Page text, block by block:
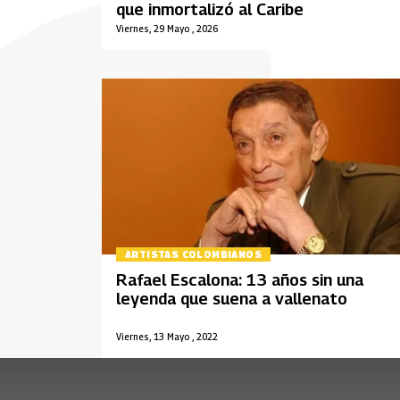
Viernes, 29 Mayo , 2026
que inmortalizó al Caribe
ARTISTAS COLOMBIANOS
Viernes, 13 Mayo , 2022
Rafael Escalona: 13 años sin una
leyenda que suena a vallenato